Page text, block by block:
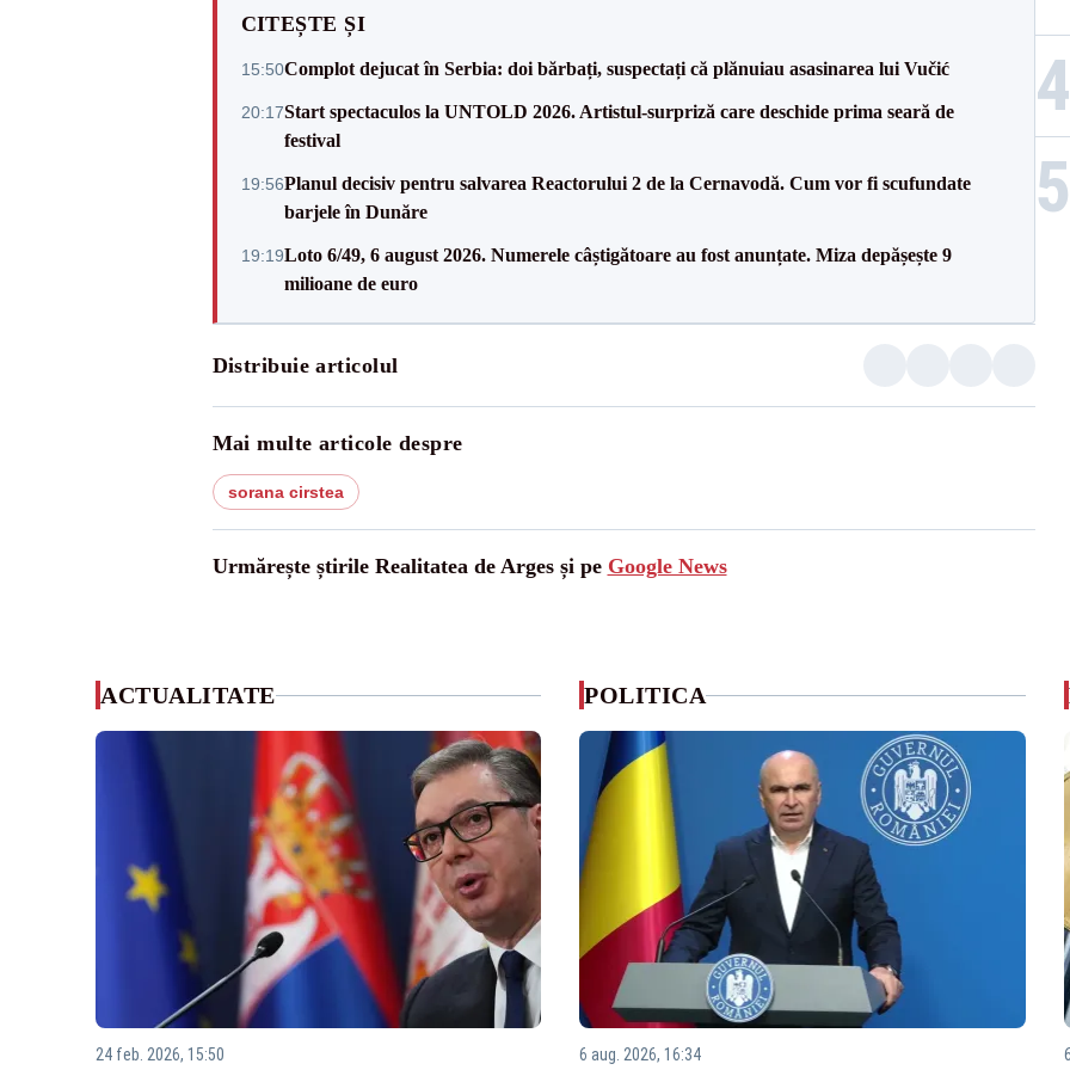
CITEȘTE ȘI
15:50Complot dejucat în Serbia: doi bărbați, suspectați că plănuiau asasinarea lui Vučić
20:17Start spectaculos la UNTOLD 2026. Artistul-surpriză care deschide prima seară de
festival
19:56Planul decisiv pentru salvarea Reactorului 2 de la Cernavodă. Cum vor fi scufundate
barjele în Dunăre
19:19Loto 6/49, 6 august 2026. Numerele câștigătoare au fost anunțate. Miza depășește 9
milioane de euro
Distribuie articolul
Mai multe articole despre
sorana cirstea
Urmărește știrile Realitatea de Arges și pe Google News
4
5
ACTUALITATE
24 feb. 2026, 15:50
POLITICA
6 aug. 2026, 16:34